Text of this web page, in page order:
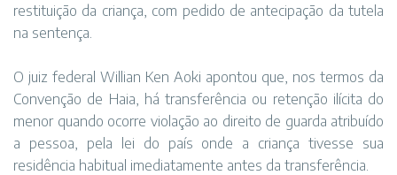
restituição da criança, com pedido de antecipação da tutela
na sentença.
O juiz federal Willian Ken Aoki apontou que, nos termos da
Convenção de Haia, há transferência ou retenção ilícita do
menor quando ocorre violação ao direito de guarda atribuído
a pessoa, pela lei do país onde a criança tivesse sua
residência habitual imediatamente antes da transferência.